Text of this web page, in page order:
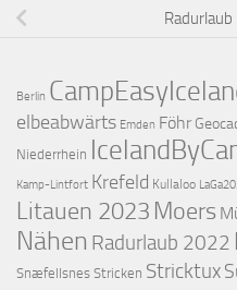
Berlin
elbeabwärts Emden Föhr
Niederrhein
Kamp-Lintfort Krefeld Kullaloo
Litauen 2023 Moers
Nähen Radurlaub 2022
Snæfellsnes Stricken Stricktux